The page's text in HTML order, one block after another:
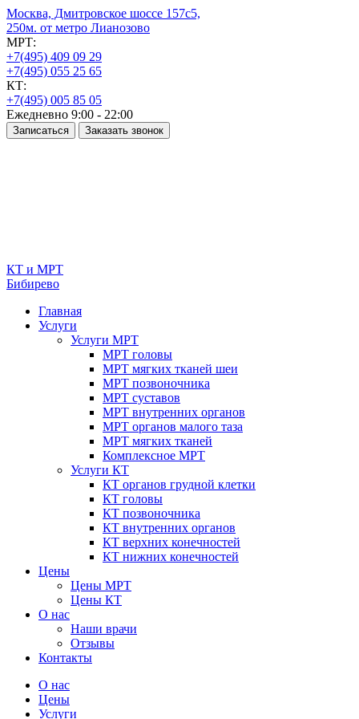
Москва, Дмитровское шоссе 157с5,
250м. от метро Лианозово
МРТ:
+7(495) 409 09 29
+7(495) 055 25 65
КТ:
+7(495) 005 85 05
Ежедневно 9:00 - 22:00
Записаться Заказать звонок
КТ и МРТ
Бибирево
Основная
навигация
Главная
Услуги
Услуги МРТ
МРТ головы
МРТ мягких тканей шеи
МРТ позвоночника
МРТ суставов
МРТ внутренних органов
МРТ органов малого таза
МРТ мягких тканей
Комплексное МРТ
Услуги КТ
КТ органов грудной клетки
КТ головы
КТ позвоночника
КТ внутренних органов
КТ верхних конечностей
КТ нижних конечностей
Цены
Цены МРТ
Цены КТ
О нас
Наши врачи
Отзывы
Контакты
Малое
меню
О нас
Цены
Услуги